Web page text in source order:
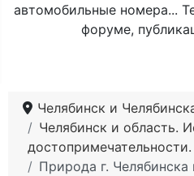
автомобильные номера...
форуме,
Челябинск и
Челябинск и область.
достопримечательности.
Природа г. Челябинска